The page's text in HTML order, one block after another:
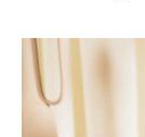
moda & ljepota